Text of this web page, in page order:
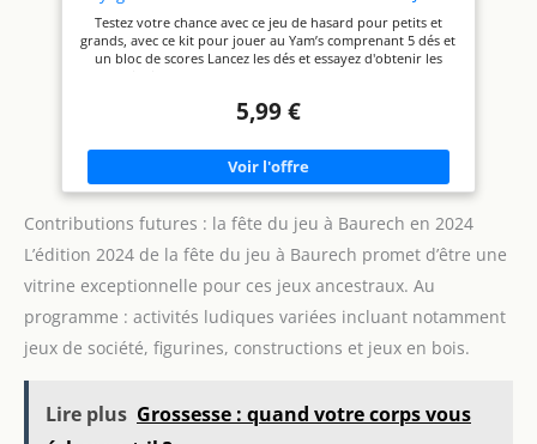
Vacances, Famille
Testez votre chance avec ce jeu de hasard pour petits et
grands, avec ce kit pour jouer au Yam’s comprenant 5 dés et
un bloc de scores Lancez les dés et essayez d'obtenir les
combinaisons, telles que les brelans, les carrés, les suites et
Mais attention, à chaque lancer le choix des dés à conserver
ou à relancer requiert réflexion et tactique… Son format
voyage et son étui sont idéaux pour emmener votre jeu
partout où vous allez, que ce soit lors d’un voyage, d’une
soirée chez des amis ou pendant vos vacances ! À partir de 6
ans, 2 à 6 joueurs
5,99 €
Contributions futures : la fête du jeu à Baurech en 2024
L’édition 2024 de la fête du jeu à Baurech promet d’être une
vitrine exceptionnelle pour ces jeux ancestraux. Au
programme : activités ludiques variées incluant notamment
jeux de société, figurines, constructions et jeux en bois.
Lire plus Grossesse : quand votre corps vous